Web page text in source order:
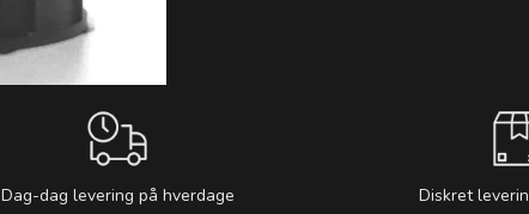
Dag-dag levering på hverdage Diskret